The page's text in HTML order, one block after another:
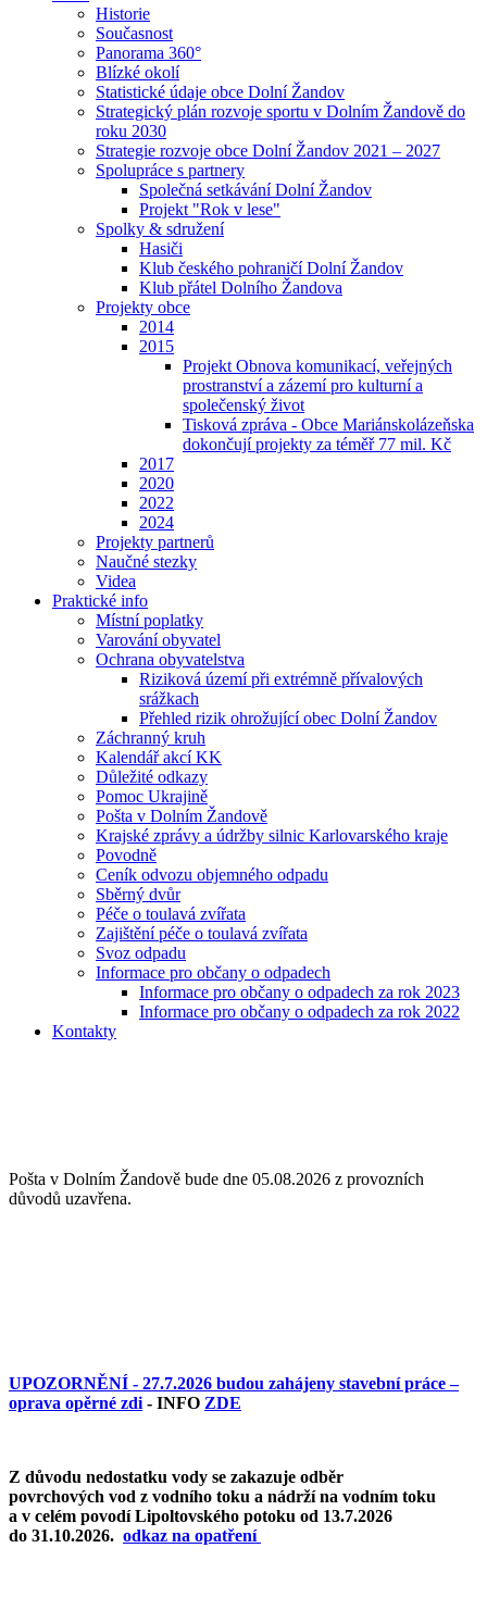
Historie
Současnost
Panorama 360°
Blízké okolí
Statistické údaje obce Dolní Žandov
Strategický plán rozvoje sportu v Dolním Žandově do
roku 2030
Strategie rozvoje obce Dolní Žandov 2021 – 2027
Spolupráce s partnery
Společná setkávání Dolní Žandov
Projekt "Rok v lese"
Spolky & sdružení
Hasiči
Klub českého pohraničí Dolní Žandov
Klub přátel Dolního Žandova
Projekty obce
2014
2015
Projekt Obnova komunikací, veřejných
prostranství a zázemí pro kulturní a
společenský život
Tisková zpráva - Obce Mariánskolázeňska
dokončují projekty za téměř 77 mil. Kč
2017
2020
2022
2024
Projekty partnerů
Naučné stezky
Videa
Praktické info
Místní poplatky
Varování obyvatel
Ochrana obyvatelstva
Riziková území při extrémně přívalových
srážkach
Přehled rizik ohrožující obec Dolní Žandov
Záchranný kruh
Kalendář akcí KK
Důležité odkazy
Pomoc Ukrajině
Pošta v Dolním Žandově
Krajské zprávy a údržby silnic Karlovarského kraje
Povodně
Ceník odvozu objemného odpadu
Sběrný dvůr
Péče o toulavá zvířata
Zajištění péče o toulavá zvířata
Svoz odpadu
Informace pro občany o odpadech
Informace pro občany o odpadech za rok 2023
Informace pro občany o odpadech za rok 2022
Kontakty
Pošta v Dolním Žandově bude dne 05.08.2026 z provozních
důvodů uzavřena.
UPOZORNĚNÍ - 27.7.2026 budou zahájeny stavební práce –
oprava opěrné zdi - INFO ZDE
Z důvodu nedostatku vody se zakazuje odběr
povrchových vod z vodního toku a nádrží na vodním toku
a v celém povodí Lipoltovského potoku od 13.7.2026
do 31.10.2026. odkaz na opatření